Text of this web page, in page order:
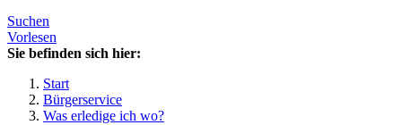
Suchen
Vorlesen
Sie befinden sich hier:
Start
Bürgerservice
Was erledige ich wo?